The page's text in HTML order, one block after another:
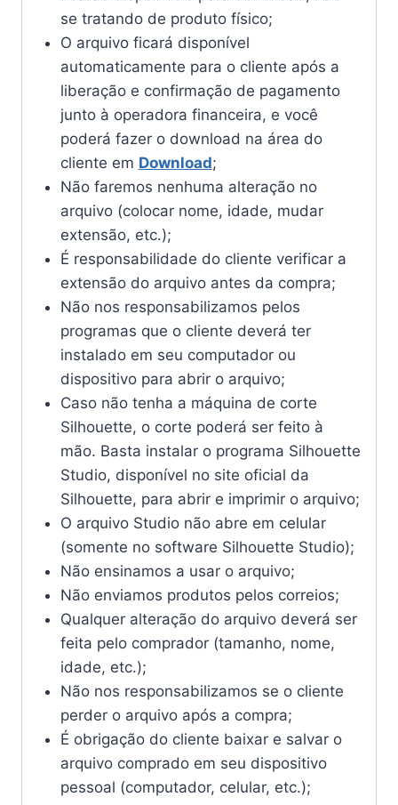
se tratando de produto físico;
O arquivo ficará disponível
automaticamente para o cliente após a
liberação e confirmação de pagamento
junto à operadora financeira, e você
poderá fazer o download na área do
cliente em Download;
Não faremos nenhuma alteração no
arquivo (colocar nome, idade, mudar
extensão, etc.);
É responsabilidade do cliente verificar a
extensão do arquivo antes da compra;
Não nos responsabilizamos pelos
programas que o cliente deverá ter
instalado em seu computador ou
dispositivo para abrir o arquivo;
Caso não tenha a máquina de corte
Silhouette, o corte poderá ser feito à
mão. Basta instalar o programa Silhouette
Studio, disponível no site oficial da
Silhouette, para abrir e imprimir o arquivo;
O arquivo Studio não abre em celular
(somente no software Silhouette Studio);
Não ensinamos a usar o arquivo;
Não enviamos produtos pelos correios;
Qualquer alteração do arquivo deverá ser
feita pelo comprador (tamanho, nome,
idade, etc.);
Não nos responsabilizamos se o cliente
perder o arquivo após a compra;
É obrigação do cliente baixar e salvar o
arquivo comprado em seu dispositivo
pessoal (computador, celular, etc.);